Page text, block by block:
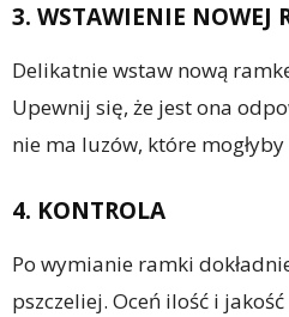
3. WSTAWIENIE NOWEJ
Delikatnie wstaw nową
Upewnij się, że jest ona
nie ma luzów, które
4. KONTROLA
Po wymianie ramki
pszczeliej. Oceń ilość i